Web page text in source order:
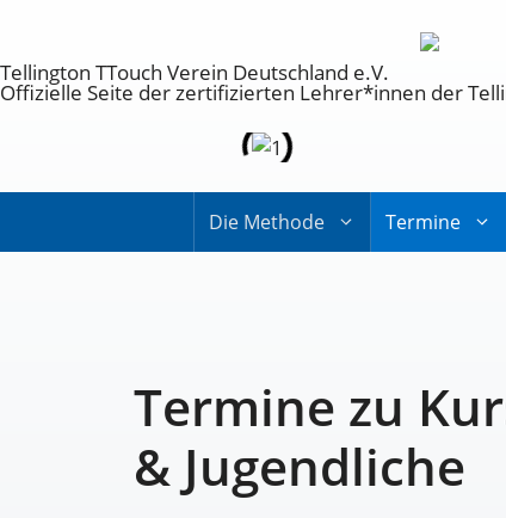
Tellington TTouch Verein Deutschland e.V.
Offizielle Seite der zertifizierten Lehrer*innen der
Die Methode Termine
Termine zu
& Jugendliche